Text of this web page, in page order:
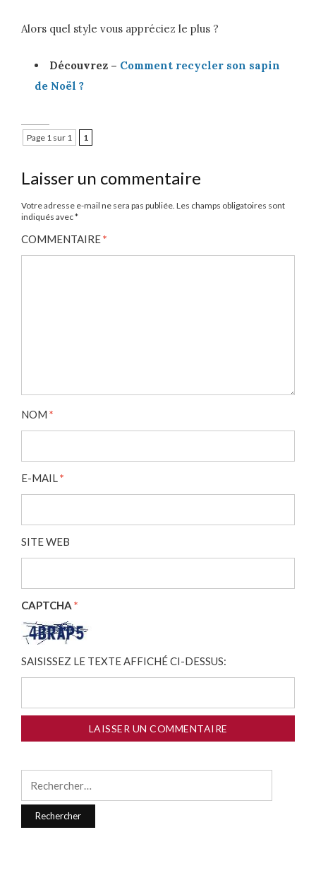
Alors quel style vous appréciez le plus ?
Découvrez – Comment recycler son sapin
de Noël ?
Page 1 sur 1 1
Laisser un commentaire
Votre adresse e-mail ne sera pas publiée. Les champs obligatoires sont
indiqués avec*
COMMENTAIRE*
NOM *
E-MAIL*
SITE WEB
CAPTCHA *
SAISISSEZ LE TEXTE AFFICHÉ CI-DESSUS: